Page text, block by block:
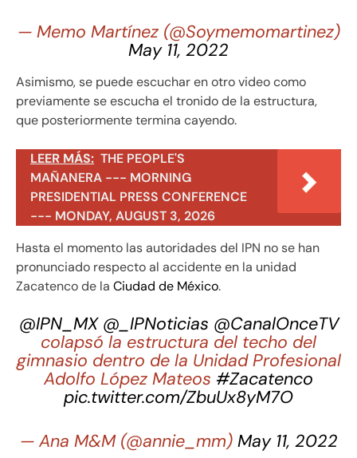
— Memo Martínez (@Soymemomartinez)
May 11, 2022
Asimismo, se puede escuchar en otro video como
previamente se escucha el tronido de la estructura,
que posteriormente termina cayendo.
LEER MÁS: THE PEOPLE'S
MAÑANERA --- MORNING
PRESIDENTIAL PRESS CONFERENCE
--- MONDAY, AUGUST 3, 2026
Hasta el momento las autoridades del IPN no se han
pronunciado respecto al accidente en la unidad
Zacatenco de la Ciudad de México.
@IPN_MX @_IPNoticias @CanalOnceTV
colapsó la estructura del techo del
gimnasio dentro de la Unidad Profesional
Adolfo López Mateos #Zacatenco
pic.twitter.com/ZbuUx8yM7O
— Ana M&M (@annie_mm) May 11, 2022